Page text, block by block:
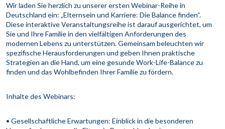
Wir laden Sie herzlich zu unserer ersten Webinar-Reihe in
Deutschland ein: „Elternsein und Karriere: Die Balance finden“.
Diese interaktive Veranstaltungsreihe ist darauf ausgerichtet, um
Sie und Ihre Familie in den vielfältigen Anforderungen des
modernen Lebens zu unterstützen. Gemeinsam beleuchten wir
spezifische Herausforderungen und geben Ihnen praktische
Strategien an die Hand, um eine gesunde Work-Life-Balance zu
finden und das Wohlbefinden Ihrer Familie zu fördern.
Inhalte des Webinars:
• Gesellschaftliche Erwartungen: Einblick in die besonderen